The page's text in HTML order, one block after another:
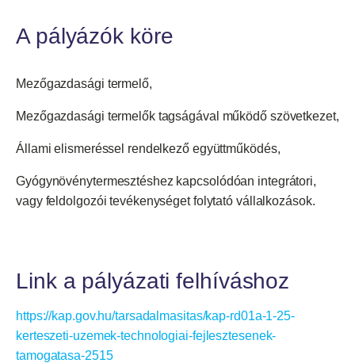
A pályázók köre
Mezőgazdasági termelő,
Mezőgazdasági termelők tagságával működő szövetkezet,
Állami elismeréssel rendelkező együttműködés,
Gyógynövénytermesztéshez kapcsolódóan integrátori,
vagy feldolgozói tevékenységet folytató vállalkozások.
Link a pályázati felhíváshoz
https://kap.gov.hu/tarsadalmasitas/kap-rd01a-1-25-
kerteszeti-uzemek-technologiai-fejlesztesenek-
tamogatasa-2515